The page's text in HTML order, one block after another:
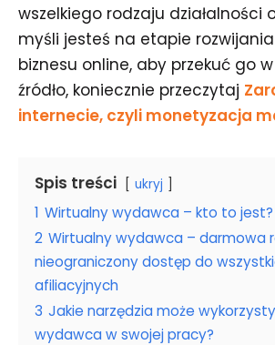
wszelkiego rodzaju działalności
myśli jesteś na etapie
biznesu online, aby przekuć go
źródło, koniecznie przeczytaj
internecie, czyli monetyzacja
Spis treści ukryj
1 Wirtualny wydawca – kto to jest?
2 Wirtualny wydawca – darmowa
nieograniczony dostęp do
afiliacyjnych
3 Jakie narzędzia może
wydawca w swojej pracy?